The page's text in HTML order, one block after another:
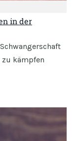
in der
kämpfen